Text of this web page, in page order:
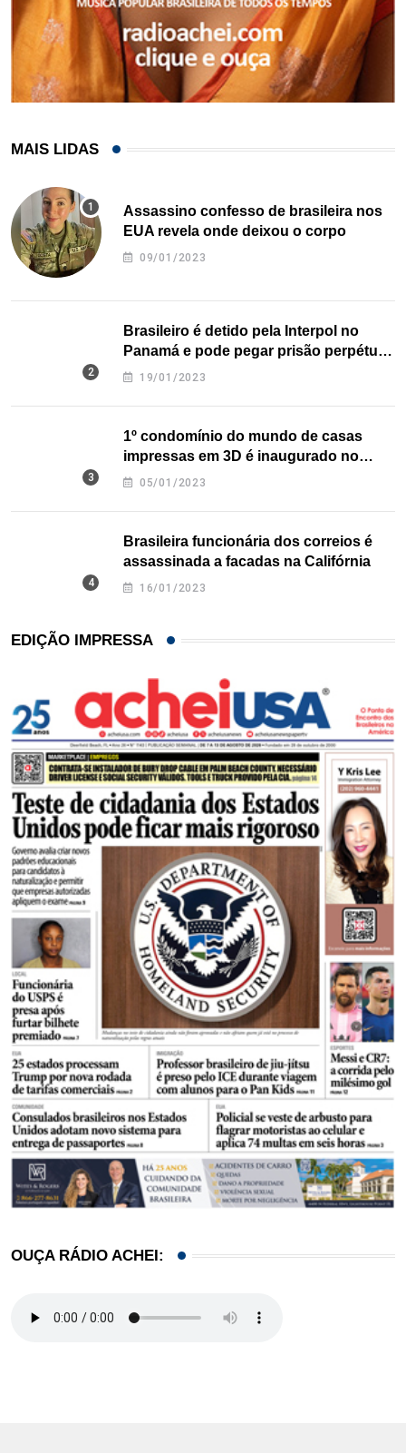
MAIS LIDAS
Assassino confesso de brasileira nos
EUA revela onde deixou o corpo
09/01/2023
Brasileiro é detido pela Interpol no
Panamá e pode pegar prisão perpétua
nos EUA
19/01/2023
1º condomínio do mundo de casas
impressas em 3D é inaugurado no
Texas
05/01/2023
Brasileira funcionária dos correios é
assassinada a facadas na Califórnia
16/01/2023
EDIÇÃO IMPRESSA
OUÇA RÁDIO ACHEI: